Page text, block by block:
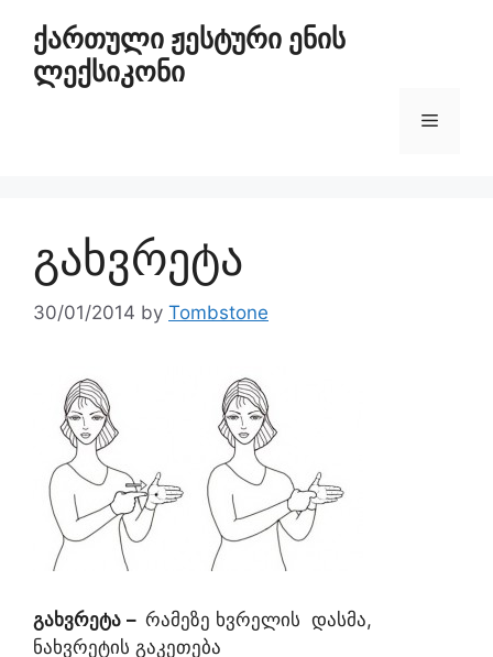
ქართული ჟესტური ენის
ლექსიკონი
გახვრეტა
30/01/2014 by Tombstone
გახვრეტა – რამეზე ხვრელის დასმა,
ნახვრეტის გაკეთება